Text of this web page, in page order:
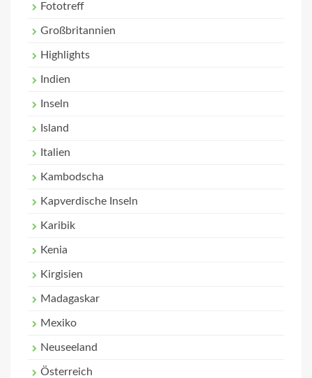
Fototreff
Großbritannien
Highlights
Indien
Inseln
Island
Italien
Kambodscha
Kapverdische Inseln
Karibik
Kenia
Kirgisien
Madagaskar
Mexiko
Neuseeland
Österreich